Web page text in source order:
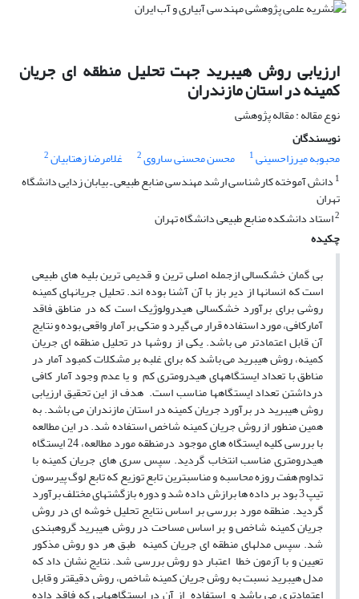
ارزیابی روش هیبرید جهت تحلیل منطقه ای جریان
کمینه در استان مازندران
نوع مقاله : مقاله پژوهشی
نویسندگان
محبوبه میرزاحسینی1 محسن محسنی ساروی2 غلامرضا زهتابیان2
1 دانش آموخته کارشناسی ارشد مهندسی منابع طبیعی ـ بیابان زدایی دانشگاه
تهران
2استاد دانشکده منابع طبیعی دانشگاه تهران
چکیده
بی گمان خشکسالی ازجمله اصلی ترین و قدیمی ترین بلیه های طبیعی
است که انسانها از دیر باز با آن آشنا بوده اند. تحلیل جریانهای کمینه
روشی برای برآورد خشکسالی هیدرولوژیک است که در مناطق فاقد
آمارکافی، مورد استفاده قرار می گیرد و متکی بر آمار واقعی بوده و نتایج
آن قابل اعتمادتر می باشد. یکی از روشها در تحلیل منطقه ای جریان
کمینه، روش هیبرید می باشد که برای غلبه بر مشکلات کمبود آمار در
مناطق با تعداد ایستگاههای هیدرومتری کم و یا عدم وجود آمار کافی
درداشتن تعداد ایستگاهها مناسب است. هدف از این تحقیق ارزیابی
روش هیبرید در برآورد جریان کمینه در استان مازندران می باشد. به
همین منطور از روش جریان کمینه شاخص استفاده شد. در این مطالعه
با بررسی کلیه ایستگاه های موجود درمنطقه مورد مطالعه، 24 ایستگاه
هیدرومتری مناسب انتخاب گردید. سپس سری های جریان کمینه با
تداوم هفت روزه محاسبه و مناسبترین تابع توزیع که تابع لوگ پیرسون
تیپ 3 بود بر داده ها برازش داده شد و دوره بازگشتهای مختلف برآورد
گردید. منطقه مورد بررسی بر اساس نتایج تحلیل خوشه ای در روش
جریان کمینه شاخص و بر اساس مساحت در روش هیبرید گروهبندی
شد. سپس مدلهای منطقه ای جریان کمینه طبق هر دو روش مذکور
تعیین و با آزمون خطا اعتبار دو روش بررسی شد. نتایج نشان داد که
مدل هیبرید نسبت به روش جریان کمینه شاخص، روش دقیقتر و قابل